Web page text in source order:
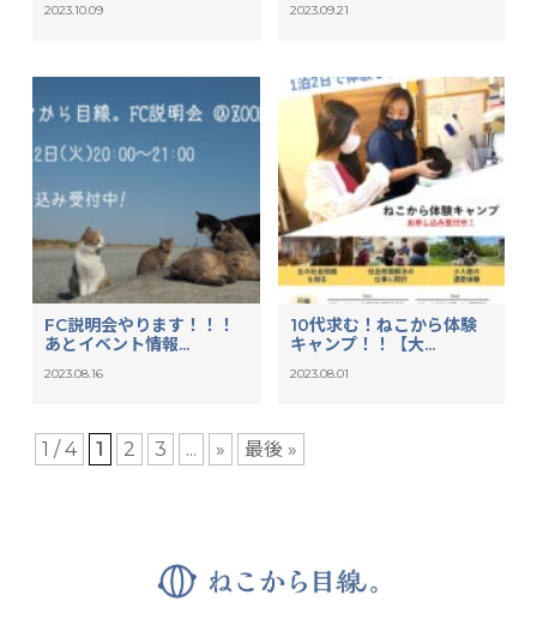
2023.10.09 2023.09.21
FC説明会やります！！！
あとイベント情報...
2023.08.16
10代求む！ねこから体験
キャンプ！！【大...
2023.08.01
1 / 4 1 2 3 ... » 最後 »